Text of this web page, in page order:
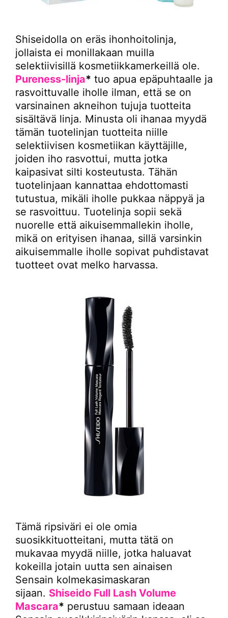
Shiseidolla on eräs ihonhoitolinja,
jollaista ei monillakaan muilla
selektiivisillä kosmetiikkamerkeillä ole.
Pureness-linja* tuo apua epäpuhtaalle ja
rasvoittuvalle iholle ilman, että se on
varsinainen akneihon tujuja tuotteita
sisältävä linja. Minusta oli ihanaa myydä
tämän tuotelinjan tuotteita niille
selektiivisen kosmetiikan käyttäjille,
joiden iho rasvottui, mutta jotka
kaipasivat silti kosteutusta. Tähän
tuotelinjaan kannattaa ehdottomasti
tutustua, mikäli iholle pukkaa näppyä ja
se rasvoittuu. Tuotelinja sopii sekä
nuorelle että aikuisemmallekin iholle,
mikä on erityisen ihanaa, sillä varsinkin
aikuisemmalle iholle sopivat puhdistavat
tuotteet ovat melko harvassa.
Tämä ripsiväri ei ole omia
suosikkituotteitani, mutta tätä on
mukavaa myydä niille, jotka haluavat
kokeilla jotain uutta sen ainaisen
Sensain kolmekasimaskaran
sijaan. Shiseido Full Lash Volume
Mascara* perustuu samaan ideaan